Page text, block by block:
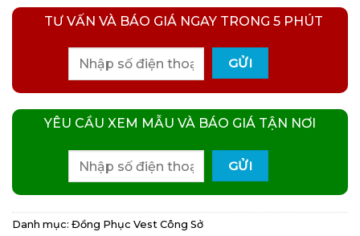
TƯ VẤN VÀ BÁO GIÁ NGAY TRONG 5 PHÚT
YÊU CẦU XEM MẪU VÀ BÁO GIÁ TẬN NƠI
Danh mục: Đồng Phục Vest Công Sở